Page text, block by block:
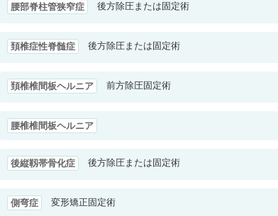
腰部脊柱管狭窄症 後方除圧または固定術
頚椎症性脊髄症 後方除圧または固定術
頚椎椎間板ヘルニア 前方除圧固定術
腰椎椎間板ヘルニア
後縦靱帯骨化症 後方除圧または固定術
側弯症 変形矯正固定術